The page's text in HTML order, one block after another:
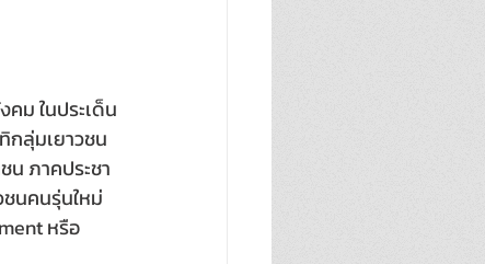
ม ในประเด็น
กลุ่มเยาวชน
น ภาคประชา
นคนรุ่นใหม่
หรือ